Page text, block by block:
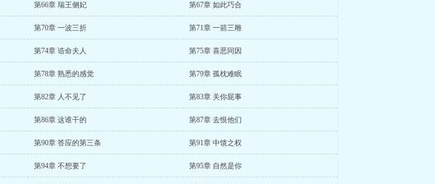
第66章 瑞王侧妃 第67章 如此巧合
第70章 一波三折 第71章 一箭三雕
第74章 诰命夫人 第75章 喜恶同因
第78章 熟悉的感觉 第79章 孤枕难眠
第82章 人不见了 第83章 关你屁事
第86章 这谁干的 第87章 去恨他们
第90章 答应的第三条 第91章 中馈之权
第94章 不想要了 第95章 自然是你